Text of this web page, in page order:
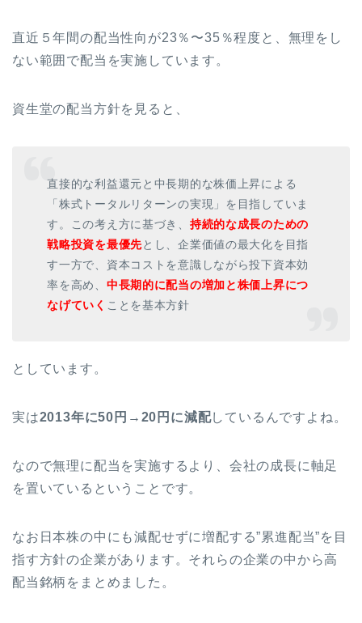
直近５年間の配当性向が23％〜35％程度と、無理をし
ない範囲で配当を実施しています。
資生堂の配当方針を見ると、
直接的な利益還元と中長期的な株価上昇による
「株式トータルリターンの実現」を目指していま
す。この考え方に基づき、 持続的な成長のための
戦略投資を最優先とし、企業価値の最大化を目指
す一方で、資本コストを意識しながら投下資本効
率を高め、 中長期的に配当の増加と株価上昇につ
なげていく ことを基本方針
としています。
実は2013年に50円→20円に減配しているんですよね。
なので無理に配当を実施するより、会社の成長に軸足
を置いているということです。
なお日本株の中にも減配せずに増配する”累進配当”を目
指す方針の企業があります。それらの企業の中から高
配当銘柄をまとめました。